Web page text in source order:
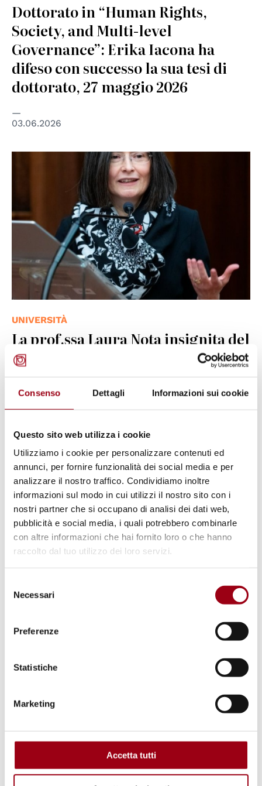
Consenso Dettagli Informazioni sui cookie
Questo sito web utilizza i cookie
Utilizziamo i cookie per personalizzare contenuti ed
annunci, per fornire funzionalità dei social media e per
analizzare il nostro traffico. Condividiamo inoltre
informazioni sul modo in cui utilizzi il nostro sito con i
nostri partner che si occupano di analisi dei dati web,
pubblicità e social media, i quali potrebbero combinarle
con altre informazioni che hai fornito loro o che hanno
raccolto dal tuo utilizzo dei loro servizi.
delNecessari
Preferenze
Statistiche
Marketing
Accetta tutti
Dottorato in “Human Rights,
Society, and Multi-level
Governance”: Erika Iacona ha
difeso con successo la sua tesi di
dottorato, 27 maggio 2026
03.06.2026
UNIVERSITÀ
La prof.ssa Laura Nota insignita del
Dottorato honoris causa
dall’Università di Losanna
01.06.2026
Lavori, risultati e riflessioni
all’Osservatorio permanente sui
fenomeni connessi alla tratta di
sfruttamento, Università di